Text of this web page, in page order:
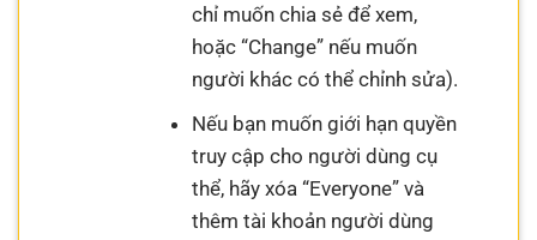
chỉ muốn chia sẻ để xem,
hoặc “Change” nếu muốn
người khác có thể chỉnh sửa).
Nếu bạn muốn giới hạn quyền
truy cập cho người dùng cụ
thể, hãy xóa “Everyone” và
thêm tài khoản người dùng